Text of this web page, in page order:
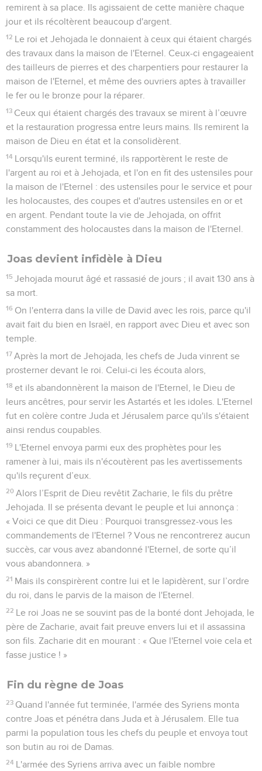
remirent à sa place. Ils agissaient de cette manière chaque
jour et ils récoltèrent beaucoup d'argent.
12 Le roi et Jehojada le donnaient à ceux qui étaient chargés
des travaux dans la maison de l'Eternel. Ceux-ci engageaient
des tailleurs de pierres et des charpentiers pour restaurer la
maison de l'Eternel, et même des ouvriers aptes à travailler
le fer ou le bronze pour la réparer.
13 Ceux qui étaient chargés des travaux se mirent à l’œuvre
et la restauration progressa entre leurs mains. Ils remirent la
maison de Dieu en état et la consolidèrent.
14 Lorsqu'ils eurent terminé, ils rapportèrent le reste de
l'argent au roi et à Jehojada, et l'on en fit des ustensiles pour
la maison de l'Eternel : des ustensiles pour le service et pour
les holocaustes, des coupes et d'autres ustensiles en or et
en argent. Pendant toute la vie de Jehojada, on offrit
constamment des holocaustes dans la maison de l'Eternel.
Joas devient infidèle à Dieu
15 Jehojada mourut âgé et rassasié de jours ; il avait 130 ans à
sa mort.
16 On l'enterra dans la ville de David avec les rois, parce qu'il
avait fait du bien en Israël, en rapport avec Dieu et avec son
temple.
17 Après la mort de Jehojada, les chefs de Juda vinrent se
prosterner devant le roi. Celui-ci les écouta alors,
18 et ils abandonnèrent la maison de l'Eternel, le Dieu de
leurs ancêtres, pour servir les Astartés et les idoles. L'Eternel
fut en colère contre Juda et Jérusalem parce qu'ils s'étaient
ainsi rendus coupables.
19 L'Eternel envoya parmi eux des prophètes pour les
ramener à lui, mais ils n'écoutèrent pas les avertissements
qu'ils reçurent d’eux.
20 Alors l’Esprit de Dieu revêtit Zacharie, le fils du prêtre
Jehojada. Il se présenta devant le peuple et lui annonça :
« Voici ce que dit Dieu : Pourquoi transgressez-vous les
commandements de l'Eternel ? Vous ne rencontrerez aucun
succès, car vous avez abandonné l'Eternel, de sorte qu’il
vous abandonnera. »
21 Mais ils conspirèrent contre lui et le lapidèrent, sur l’ordre
du roi, dans le parvis de la maison de l'Eternel.
22 Le roi Joas ne se souvint pas de la bonté dont Jehojada, le
père de Zacharie, avait fait preuve envers lui et il assassina
son fils. Zacharie dit en mourant : « Que l'Eternel voie cela et
fasse justice ! »
Fin du règne de Joas
23 Quand l'année fut terminée, l'armée des Syriens monta
contre Joas et pénétra dans Juda et à Jérusalem. Elle tua
parmi la population tous les chefs du peuple et envoya tout
son butin au roi de Damas.
24 L'armée des Syriens arriva avec un faible nombre